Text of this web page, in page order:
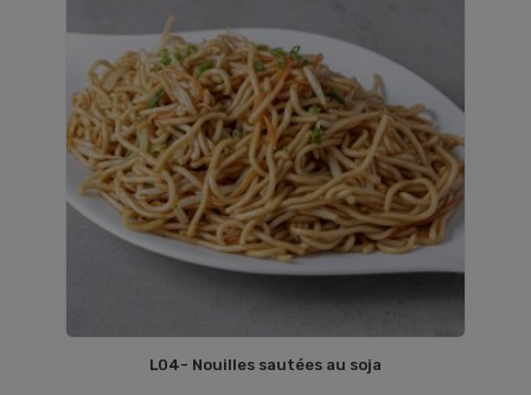
L04- Nouilles sautées au soja